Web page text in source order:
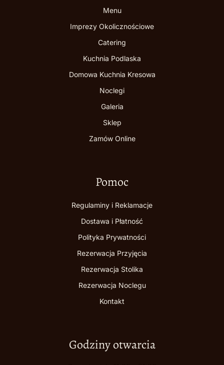
Menu
Imprezy Okolicznościowe
Catering
Kuchnia Podlaska
Domowa Kuchnia Kresowa
Noclegi
Galeria
Sklep
Zamów Online
Pomoc
Regulaminy i Reklamacje
Dostawa i Płatność
Polityka Prywatności
Rezerwacja Przyjęcia
Rezerwacja Stolika
Rezerwacja Noclegu
Kontakt
Godziny otwarcia